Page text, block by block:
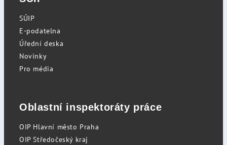
SÚIP
E-podatelna
Úřední deska
Novinky
Pro média
Oblastní inspektoráty práce
OIP Hlavní město Praha
OIP Středočeský kraj